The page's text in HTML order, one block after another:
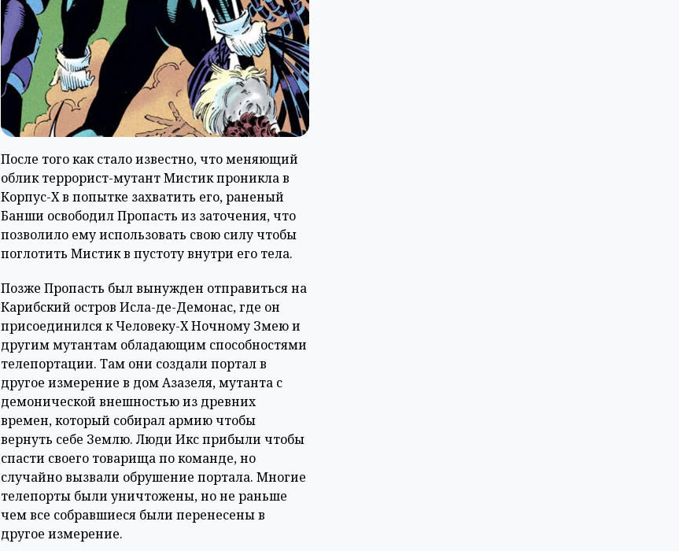
После того как стало известно, что меняющий
облик террорист-мутант Мистик проникла в
Корпус-Х в попытке захватить его, раненый
Банши освободил Пропасть из заточения, что
позволило ему использовать свою силу чтобы
поглотить Мистик в пустоту внутри его тела.
Позже Пропасть был вынужден отправиться на
Карибский остров Исла-де-Демонас, где он
присоединился к Человеку-Х Ночному Змею и
другим мутантам обладающим способностями
телепортации. Там они создали портал в
другое измерение в дом Азазеля, мутанта с
демонической внешностью из древних
времен, который собирал армию чтобы
вернуть себе Землю. Люди Икс прибыли чтобы
спасти своего товарища по команде, но
случайно вызвали обрушение портала. Многие
телепорты были уничтожены, но не раньше
чем все собравшиеся были перенесены в
другое измерение.